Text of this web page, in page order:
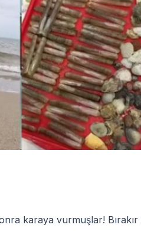
karaya vurmuşlar! Bırakır